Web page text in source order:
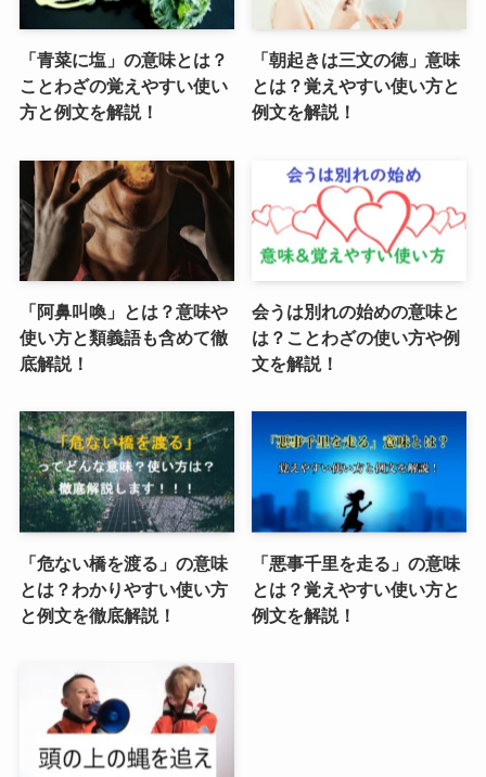
「青菜に塩」の意味とは？
ことわざの覚えやすい使い
方と例文を解説！
「朝起きは三文の徳」意味
とは？覚えやすい使い方と
例文を解説！
「阿鼻叫喚」とは？意味や
使い方と類義語も含めて徹
底解説！
会うは別れの始めの意味と
は？ことわざの使い方や例
文を解説！
「危ない橋を渡る」の意味
とは？わかりやすい使い方
と例文を徹底解説！
「悪事千里を走る」の意味
とは？覚えやすい使い方と
例文を解説！